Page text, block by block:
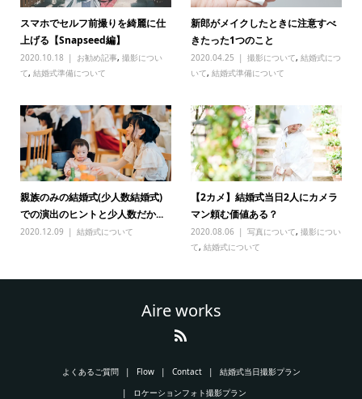
スマホでセルフ前撮りを綺麗に仕
上げる【Snapseed編】
2020.10.18 お勧め記事, 撮影につい
て, 結婚式準備について
新郎がメイクしたときに注意すべ
きたった1つのこと
2020.04.25 撮影について,結婚式につ
いて,結婚式準備について
親族のみの結婚式(少人数結婚式)
での演出のヒントと少人数だか...
2020.12.09 結婚式について
【2カメ】結婚式当日2人にカメラ
マン頼む価値ある？
2020.08.06 写真について,撮影につい
て,結婚式について
Aire works
よくあるご質問 Flow Contact
結婚式当日撮影プラン
ロケーションフォト撮影プラン